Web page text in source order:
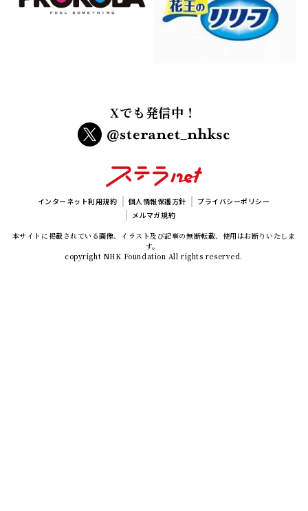
Xでも発信中！
インターネット利用規約 個人情報保護方針
プライバシーポリシー
メルマガ規約
本サイトに掲載されている画像、イラスト及び記事の無断転載、使用はお断りいたしま
す。
copyright NHK Foundation All rights reserved.